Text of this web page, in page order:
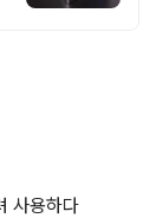
사용하다